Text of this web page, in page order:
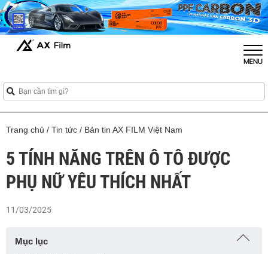
Trang chủ / Tin tức / Bản tin AX FILM Việt Nam
5 TÍNH NĂNG TRÊN Ô TÔ ĐƯỢC
PHỤ NỮ YÊU THÍCH NHẤT
11/03/2025
Mục lục